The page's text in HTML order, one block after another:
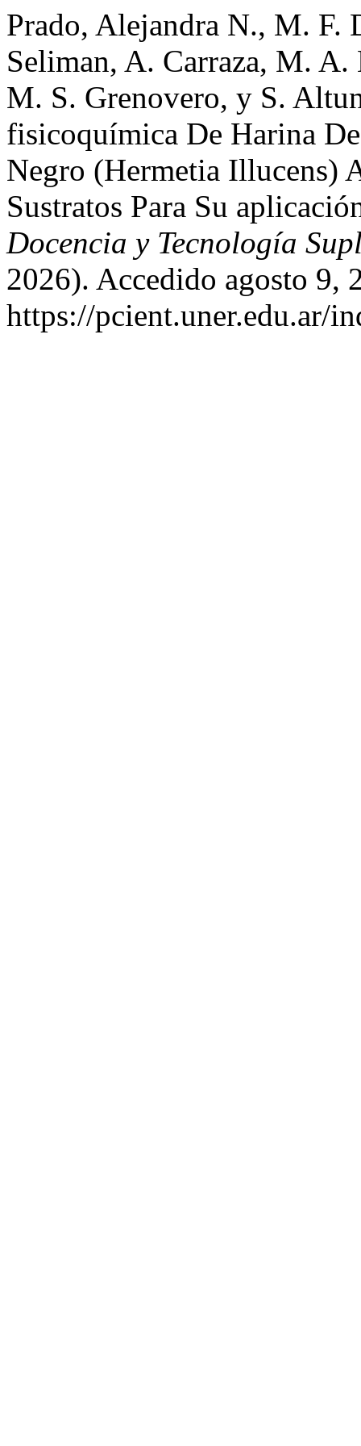
Prado, Alejandra N., M. F.
Seliman, A. Carraza, M.
M. S. Grenovero, y S.
fisicoquímica De Harina
Negro (Hermetia Illucens)
Sustratos Para Su
Docencia y Tecnología
2026). Accedido agosto 9,
https://pcient.uner.edu.ar/